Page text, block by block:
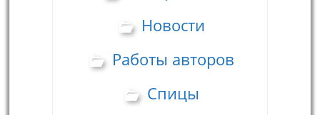
Новости
Работы авторов
Спицы